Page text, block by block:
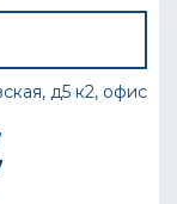
д5 к2, офис